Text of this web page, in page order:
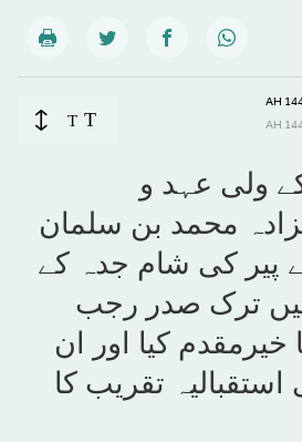
T
T
ولی عہد و
محمد بن سلمان
پیر کی شام جدہ کے
میں ترک صدر رجب
کیا اور ان
تقریب کا